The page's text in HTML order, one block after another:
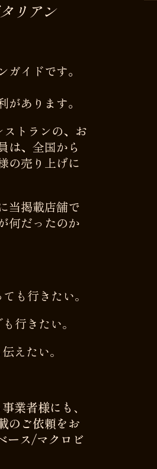
リアン
イドです。
あります。
トランの、お
は、全国から
の売り上げに
当掲載店舗で
何だったのか
も行きたい。
行きたい。
えたい。
業者様にも、
のご依頼をお
ース/マクロビ